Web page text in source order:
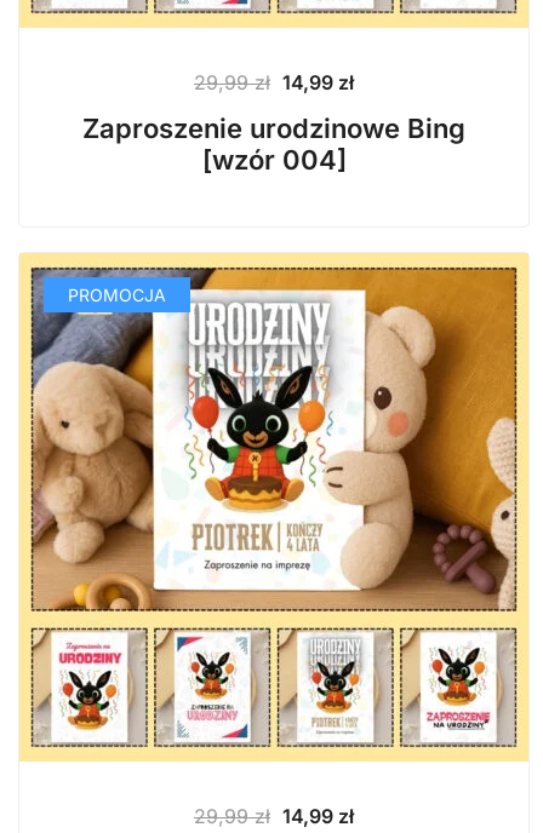
29,99zł Pierwotna
cena
wynosiła:
29,99 zł.
14,99 złAktualna
wynosi:
Zaproszenie urodzinowe Bing
[wzór 004]
PROMOCJA
29,99zł Pierwotna
14,99 złAktualna